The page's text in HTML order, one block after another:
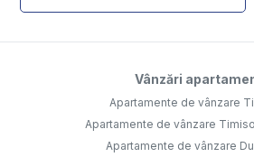
Vânzări
Apartamente de vânzare
Apartamente de vânzare
Apartamente de vânzare